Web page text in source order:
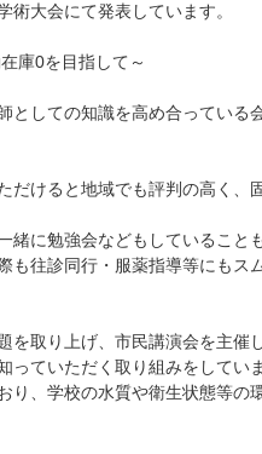
術大会にて発表しています。
庫0を目指して～
しての知識を高め合っている
だけると地域でも評判の高く、
緒に勉強会などもしていること
往診同行・服薬指導等にもス
を取り上げ、市民講演会を主催
ていただく取り組みをしていま
り、学校の水質や衛生状態等の